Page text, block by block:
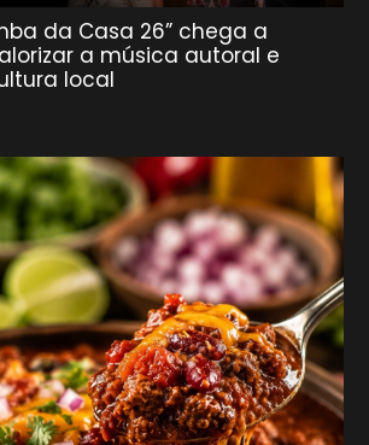
da Casa 26” chega a
a música autoral e
local